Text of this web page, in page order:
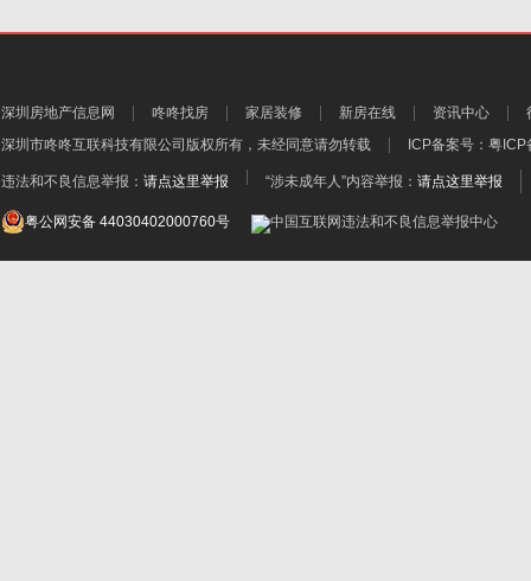
深圳房地产信息网 咚咚找房 家居装修 新房在线 资讯中心
深圳市咚咚互联科技有限公司 版权所有，未经同意请勿转载 ICP备案号： 粤ICP
违法和不良信息举报： 请点这里举报 “涉未成年人”内容举报： 请点这里举报
粤公网安备 44030402000760号